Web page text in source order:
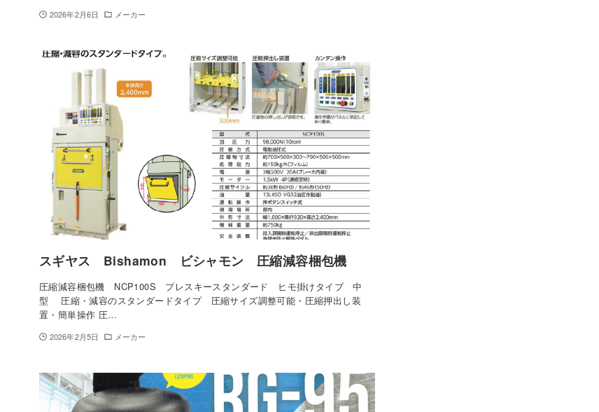
2026年2月6日 メーカー
スギヤス Bishamon ビシャモン 圧縮減容梱包機
圧縮減容梱包機 NCP100S プレスキースタンダード ヒモ掛けタイプ 中
型 圧縮・減容のスタンダードタイプ 圧縮サイズ調整可能・圧縮押出し装
置・簡単操作 圧…
2026年2月5日 メーカー